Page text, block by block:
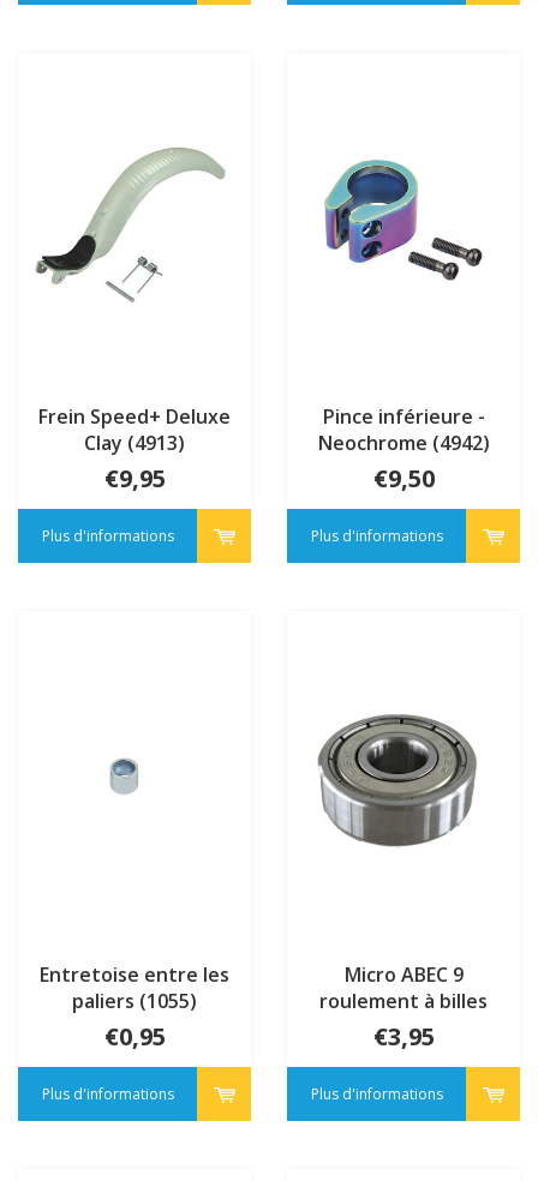
Frein Speed+ Deluxe
Clay (4913)
€9,95
Plus d'informations
Pince inférieure -
Neochrome (4942)
€9,50
Plus d'informations
Entretoise entre les
paliers (1055)
€0,95
Plus d'informations
Micro ABEC 9
roulement à billes
€3,95
Plus d'informations